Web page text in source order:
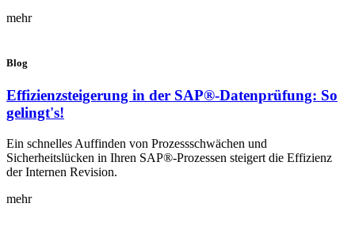
mehr
Blog
Effizienzsteigerung in der SAP®-Datenprüfung: So
gelingt's!
Ein schnelles Auffinden von Prozessschwächen und
Sicherheitslücken in Ihren SAP®-Prozessen steigert die Effizienz
der Internen Revision.
mehr